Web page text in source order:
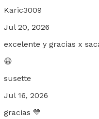
Karic3009
Jul 20, 2026
excelente y gracias x
😀
susette
Jul 16, 2026
gracias 💛